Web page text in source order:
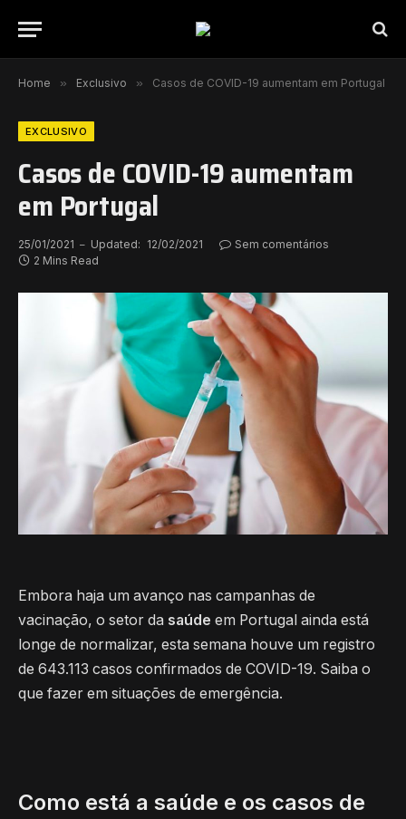
Home » Exclusivo » Casos de COVID-19 aumentam em Portugal
EXCLUSIVO
Casos de COVID-19 aumentam
em Portugal
25/01/2021 Updated: 12/02/2021
Sem comentários
2 Mins Read
Embora haja um avanço nas campanhas de
vacinação, o setor da saúde em Portugal ainda está
longe de normalizar, esta semana houve um registro
de 643.113 casos confirmados de COVID-19. Saiba o
que fazer em situações de emergência.
Como está a saúde e os casos de